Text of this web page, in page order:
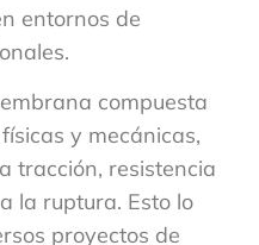
entornos de
compuesta
y mecánicas,
tracción, resistencia
la ruptura. Esto lo
proyectos de